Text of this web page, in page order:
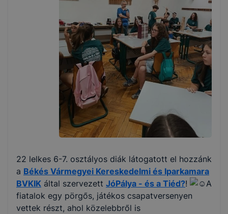
22 lelkes 6-7. osztályos diák látogatott el hozzánk
a Békés Vármegyei Kereskedelmi és Iparkamara
BVKIK által szervezett JóPálya - és a Tiéd?!
A
fiatalok egy pörgős, játékos csapatversenyen
vettek részt, ahol közelebbről is